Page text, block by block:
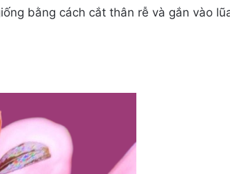
bằng cách cắt thân rễ và gắn vào